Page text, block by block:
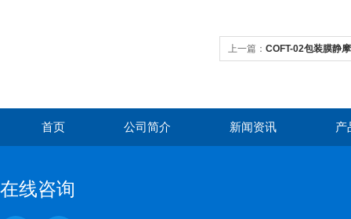
上一篇： COFT-02包装膜静
首页 公司简介 新闻资讯 产
在线咨询